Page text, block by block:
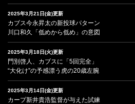
2025年3月21日(金)更新
カブス今永昇太の新投球パターン
川口和久「低めから低め」の意図
2025年3月18日(火)更新
門別啓人、カブスに「5回完全」
“大化け”の予感漂う虎の20歳左腕
2025年3月14日(金)更新
カープ新井貴浩監督が与えた試練